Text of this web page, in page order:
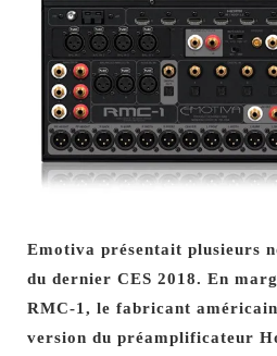
Emotiva présentait plusieurs
du dernier CES 2018. En
RMC-1, le fabricant
version du préamplificateur